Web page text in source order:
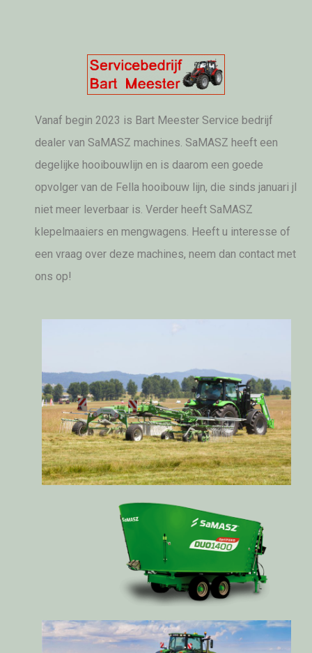
Vanaf begin 2023 is Bart Meester Service bedrijf
dealer van SaMASZ machines. SaMASZ heeft een
degelijke hooibouwlijn en is daarom een goede
opvolger van de Fella hooibouw lijn, die sinds januari jl
niet meer leverbaar is. Verder heeft SaMASZ
klepelmaaiers en mengwagens. Heeft u interesse of
een vraag over deze machines, neem dan contact met
ons op!